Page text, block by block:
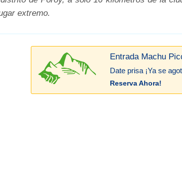
extremo.
Entrada Machu
Date prisa ¡Ya se
Reserva Ahora!